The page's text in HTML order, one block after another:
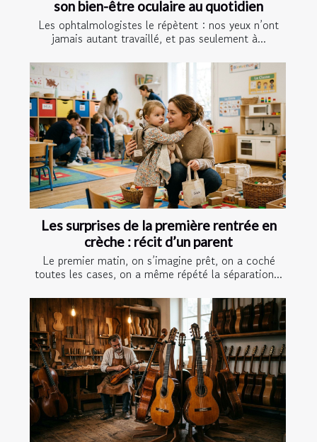
son bien-être oculaire au quotidien
Les ophtalmologistes le répètent : nos yeux n’ont
jamais autant travaillé, et pas seulement à...
Les surprises de la première rentrée en
crèche : récit d’un parent
Le premier matin, on s’imagine prêt, on a coché
toutes les cases, on a même répété la séparation...